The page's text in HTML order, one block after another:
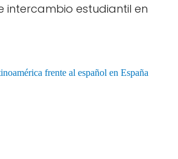
intercambio estudiantil en